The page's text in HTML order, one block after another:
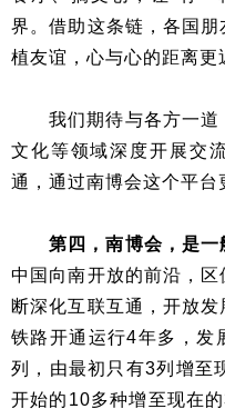
界。借助这条链，各国
植友谊，心与心的距离更
我们期待与各方一道
文化等领域深度开展交
通，通过南博会这个平台
第四，南博会，是一
中国向南开放的前沿，
断深化互联互通，开放
铁路开通运行4年多，发
列，由最初只有3列增至
开始的10多种增至现在